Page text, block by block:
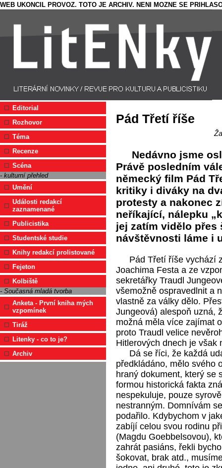
WEB UKONCIL PROVOZ. TOTO JE ARCHIV. NENI MOZNE SE
Editorial
Rozhovor
Téma
Recenze
Scéna
- kulturní přehled
Umění
Události redakcí
zaznamenané
Publicistika
Studentské studie
Knihy redakcí prolistované
Fejeton
Kolbiště
- Současná mladá tvorba
Anketa - První kniha mých
vzpomínek
Tiráž
Litenky - co to je?
Archiv
Pád Třetí říše
Nedávno jsme
Právě posledním
německý film Pád
kritiky i diváky na
protesty a nakonec
neříkající, nálepku
jej zatím vidělo
návštěvnosti láme i
Pád Třetí říše vychází
Joachima Festa a ze
sekretářky Traudl
všemožně ospravedlnit a
vlastně za války dělo.
Jungeová) alespoň uzná,
možná měla více zajímat
proto Traudl velice
Hitlerových dnech je však
Dá se říci, že každá
předkládáno, mělo svého
hraný dokument, který se
formou historická fakta
nespekuluje, pouze
nestranným. Domnívám
podařilo. Kdybychom v
zabíjí celou svou rodinu
(Magdu Goebbelsovou),
zahrát pasiáns, řekli
šokovat, brak atd.,